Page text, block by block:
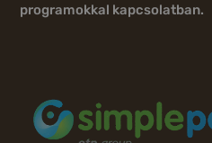
programokkal kapcsolatban.